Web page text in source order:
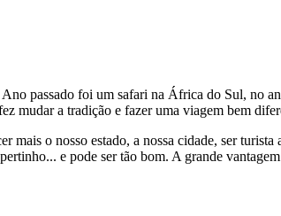
passado foi um safari na África do Sul, no
mudar a tradição e fazer uma viagem bem
mais o nosso estado, a nossa cidade, ser
e pode ser tão bom. A grande